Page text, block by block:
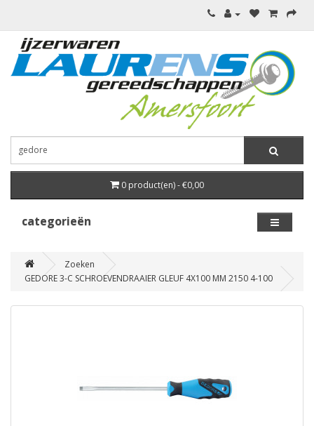
0 product(en) - €0,00
categorieën
Zoeken
GEDORE 3-C SCHROEVENDRAAIER GLEUF 4X100 MM 2150 4-100